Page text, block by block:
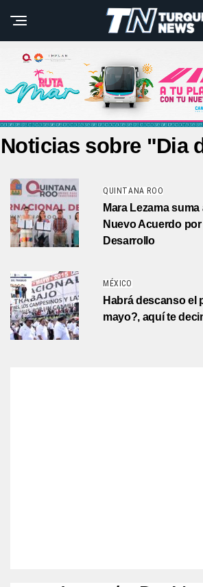
Noticias sobre "Dia
QUINTANA ROO
Mara Lezama
Nuevo Acuerdo
Desarrollo
MÉXICO
Habrá descanso el
mayo?, aquí te